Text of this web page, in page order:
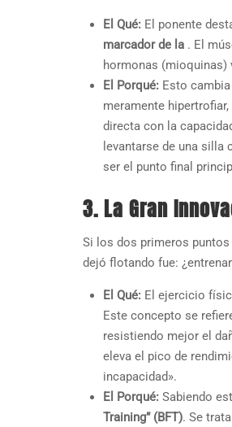
El Qué: El ponente
marcador de la . El
hormonas
El Porqué: Esto
meramente
directa con la
levantarse de una silla
ser el punto final
3. La Gran
Si los dos primeros
dejó flotando fue:
El Qué: El ejercicio
Este concepto se
resistiendo mejor el
eleva el pico de
incapacidad».
El Porqué: Sabiendo
Training” (BFT). Se